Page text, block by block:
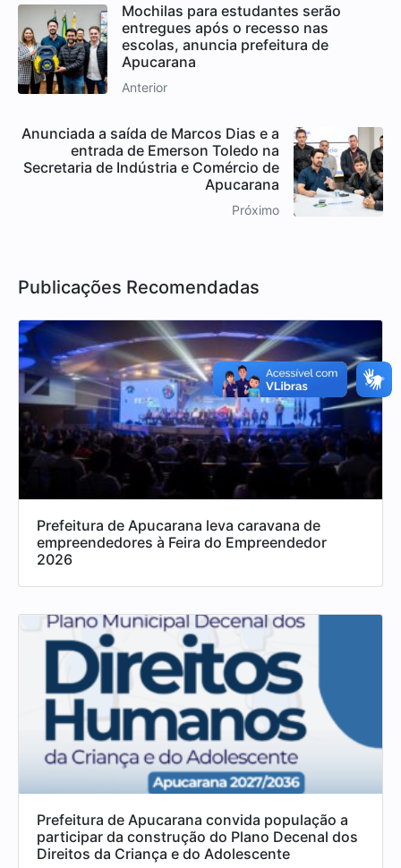
Mochilas para estudantes serão
entregues após o recesso nas
escolas, anuncia prefeitura de
Apucarana
Anterior
Anunciada a saída de Marcos Dias e a
entrada de Emerson Toledo na
Secretaria de Indústria e Comércio de
Apucarana
Próximo
Publicações Recomendadas
Prefeitura de Apucarana leva caravana de
empreendedores à Feira do Empreendedor
2026
Prefeitura de Apucarana convida população a
participar da construção do Plano Decenal dos
Direitos da Criança e do Adolescente